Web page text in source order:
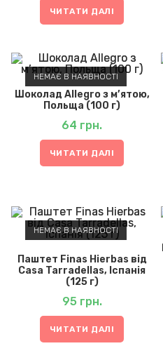
ЧИТАТИ ДАЛІ
НЕМАЄ В НАЯВНОСТІ
Шоколад Allegro з м’ятою,
Польща (100 г)
64 грн.
ЧИТАТИ ДАЛІ
НЕМАЄ В НАЯВНОСТІ
Паштет Finas Hierbas від
Casa Tarradellas, Іспанія
(125 г)
95 грн.
ЧИТАТИ ДАЛІ